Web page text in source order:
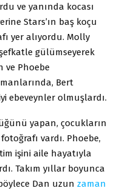
ve yanında kocası
Stars’ın baş koçu
yer alıyordu. Molly
gülümseyerek
ve Phoebe
Bert
ebeveynler olmuşlardı.
yapan, çocukların
vardı. Phoebe,
işini aile hayatıyla
Takım yıllar boyunca
Dan uzun zaman